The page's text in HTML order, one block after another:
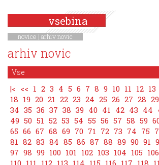
vsebina
novice | arhiv novic
arhiv novic
|< << 1 2 3 4 5 6 7 8 9 10 11 12 13
18 19 20 21 22 23 24 25 26 27 28 29
34 35 36 37 38 39 40 41 42 43 44
49 50 51 52 53 54 55 56 57 58 59
65 66 67 68 69 70 71 72 73 74 75
81 82 83 84 85 86 87 88 89 90 91
97 98 99 100 101 102 103 104 105 106
110 111 112 113 114 115 116 117 118